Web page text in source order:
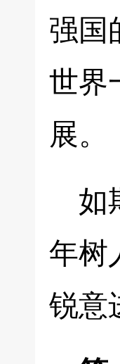
强国
世界
展。
如
年树
锐意